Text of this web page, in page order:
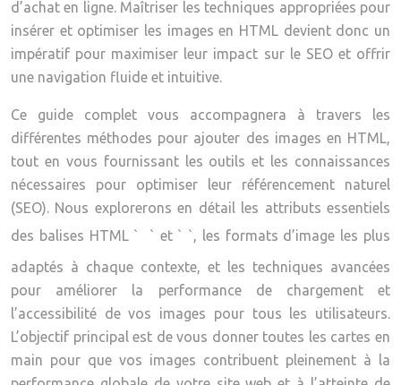
d’achat en ligne. Maîtriser les techniques appropriées pour
insérer et optimiser les images en HTML devient donc un
impératif pour maximiser leur impact sur le SEO et offrir
une navigation fluide et intuitive.
Ce guide complet vous accompagnera à travers les
différentes méthodes pour ajouter des images en HTML,
tout en vous fournissant les outils et les connaissances
nécessaires pour optimiser leur référencement naturel
(SEO). Nous explorerons en détail les attributs essentiels
des balises HTML `
` et ` `, les formats d’image les plus
adaptés à chaque contexte, et les techniques avancées
pour améliorer la performance de chargement et
l’accessibilité de vos images pour tous les utilisateurs.
L’objectif principal est de vous donner toutes les cartes en
main pour que vos images contribuent pleinement à la